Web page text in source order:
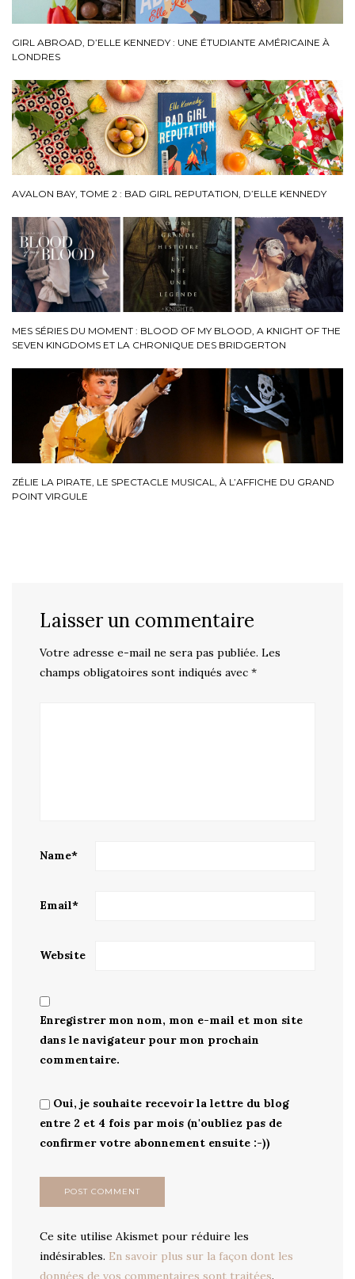
GIRL ABROAD, D’ELLE KENNEDY : UNE ÉTUDIANTE AMÉRICAINE À
LONDRES
AVALON BAY, TOME 2 : BAD GIRL REPUTATION, D’ELLE KENNEDY
MES SÉRIES DU MOMENT : BLOOD OF MY BLOOD, A KNIGHT OF THE
SEVEN KINGDOMS ET LA CHRONIQUE DES BRIDGERTON
ZÉLIE LA PIRATE, LE SPECTACLE MUSICAL, À L’AFFICHE DU GRAND
POINT VIRGULE
Laisser un commentaire
Votre adresse e-mail ne sera pas publiée. Les
champs obligatoires sont indiqués avec *
Name*
Email*
Website
Enregistrer mon nom, mon e-mail et mon site
dans le navigateur pour mon prochain
commentaire.
Oui, je souhaite recevoir la lettre du blog
entre 2 et 4 fois par mois (n'oubliez pas de
confirmer votre abonnement ensuite :-))
Ce site utilise Akismet pour réduire les
indésirables. En savoir plus sur la façon dont les
données de vos commentaires sont traitées.